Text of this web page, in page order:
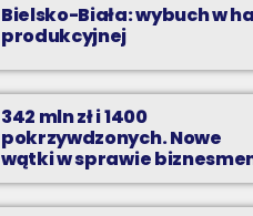
Bielsko-Biała: wybuch w
produkcyjnej
342 mln zł i 1400
pokrzywdzonych. Nowe
wątki w sprawie
z Bielska-Białej